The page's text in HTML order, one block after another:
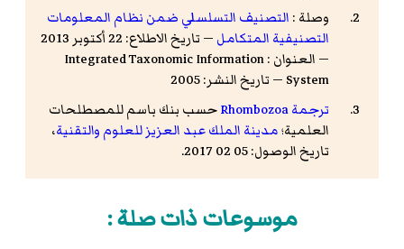
وصلة : التصنيف التسلسلي ضمن نظام المعلومات
التصنيفية المتكامل
— تاريخ الاطلاع: 22 أكتوبر 2013
— العنوان : Integrated Taxonomic Information
System — تاريخ النشر: 2005
ترجمة Rhombozoa
حسب بنك باسم للمصطلحات
العلمية؛مدينة الملك عبد العزيز للعلوم والتقنية،
تاريخ الوصول: 05 02 2017.
موسوعات ذات صلة :